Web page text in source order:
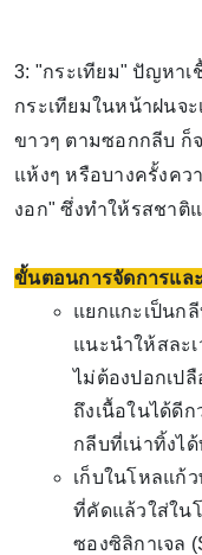
3: "กระเทียม" ปัญหาเ
กระเทียมในหน้าฝนจ
ขาวๆ ตามซอกกลีบ ก็
แห้งๆ หรือบางครั้งคว
งอก" ซึ่งทำให้รสชาติ
ขั้นตอนการจัดการแล
แยกแกะเป็นก
แนะนำให้สละ
ไม่ต้องปอกเป
ถึงเนื้อในได้ดี
กลีบที่เน่าทิ้งไ
เก็บในโหลแก้
ที่คัดแล้วใส่ใน
ซองซิลิกาเจล